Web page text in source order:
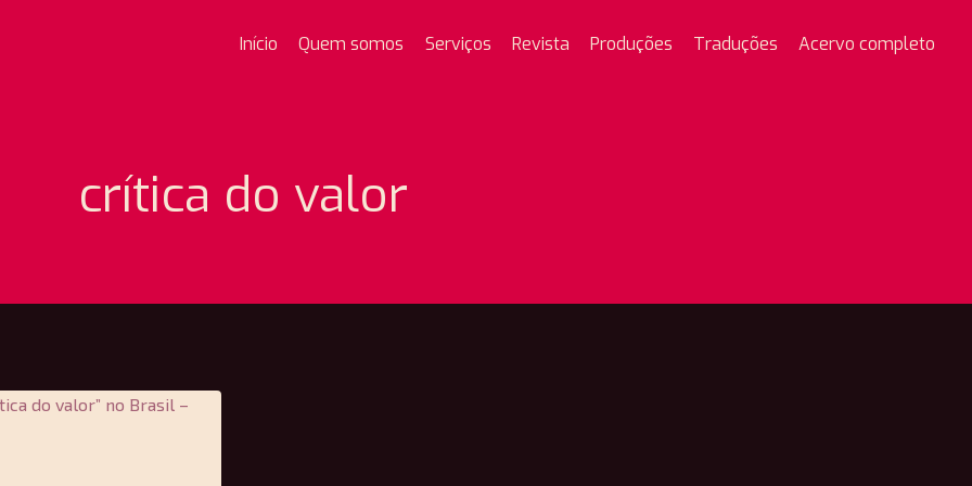
Início Quem somos Serviços Revista Produções Traduções Acervo completo
crítica do valor